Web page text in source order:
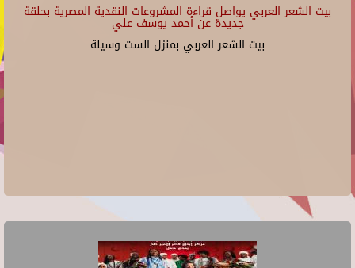
بيت الشعر العربي يواصل قراءة المشروعات النقدية المصرية بحلقة
جديدة عن أحمد يوسف علي
بيت الشعر العربي بمنزل الست وسيلة